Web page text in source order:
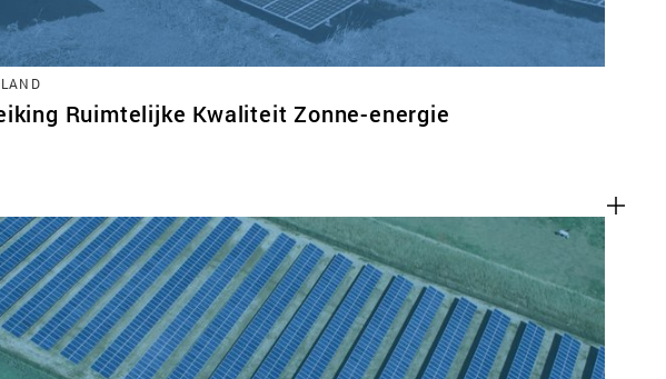
Ruimtelijke Kwaliteit Zonne-energie